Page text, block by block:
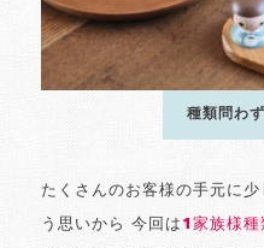
種類問わ
たくさんのお客様の手元に
う思いから 今回は 1家族様